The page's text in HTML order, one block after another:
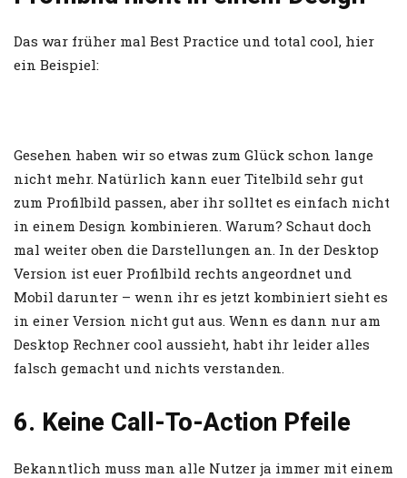
Das war früher mal Best Practice und total cool, hier
ein Beispiel:
Gesehen haben wir so etwas zum Glück schon lange
nicht mehr. Natürlich kann euer Titelbild sehr gut
zum Profilbild passen, aber ihr solltet es einfach nicht
in einem Design kombinieren. Warum? Schaut doch
mal weiter oben die Darstellungen an. In der Desktop
Version ist euer Profilbild rechts angeordnet und
Mobil darunter – wenn ihr es jetzt kombiniert sieht es
in einer Version nicht gut aus. Wenn es dann nur am
Desktop Rechner cool aussieht, habt ihr leider alles
falsch gemacht und nichts verstanden.
6. Keine Call-To-Action Pfeile
Bekanntlich muss man alle Nutzer ja immer mit einem